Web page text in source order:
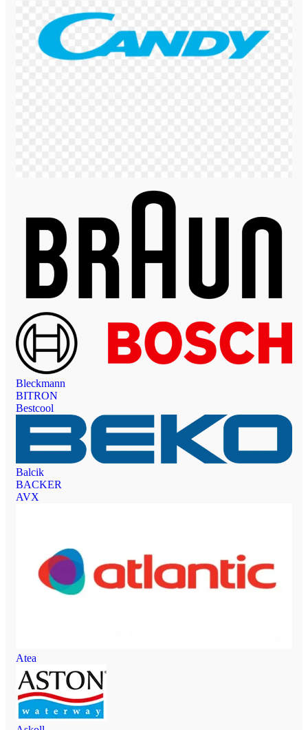
Bleckmann
BITRON
Bestcool
Balcik
BACKER
AVX
Atea